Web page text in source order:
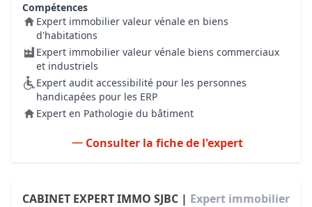
Compétences
Expert immobilier valeur vénale en biens
d'habitations
Expert immobilier valeur vénale biens commerciaux
et industriels
Expert audit accessibilité pour les personnes
handicapées pour les ERP
Expert en Pathologie du bâtiment
Consulter la fiche de l'expert
CABINET EXPERT IMMO SJBC | Expert immobilier